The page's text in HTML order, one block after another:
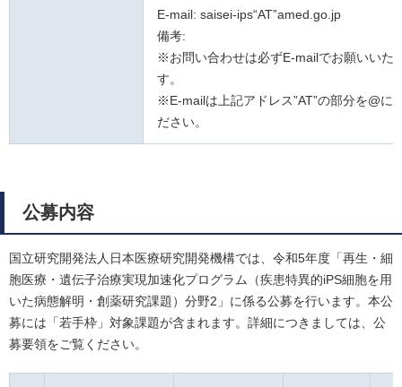
E-mail: saisei-ips“AT”amed.go.jp
備考:
※お問い合わせは必ずE-mailでお願いいた
す。
※E-mailは上記アドレス”AT”の部分を@に
ださい。
公募内容
国立研究開発法人日本医療研究開発機構では、令和5年度「再生・細
胞医療・遺伝子治療実現加速化プログラム（疾患特異的iPS細胞を用
いた病態解明・創薬研究課題）分野2」に係る公募を行います。本公
募には「若手枠」対象課題が含まれます。詳細につきましては、公
募要領をご覧ください。